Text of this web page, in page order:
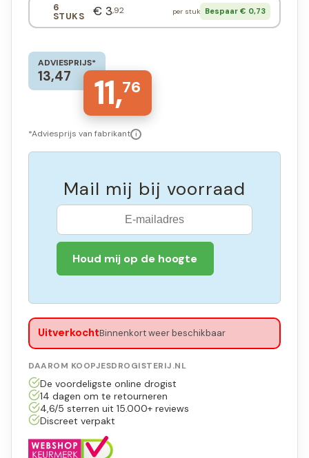
6
STUKS € 3,92 per stuk Bespaar € 0,73
ADVIESPRIJS*
13,47 11,76
*Adviesprijs van fabrikant i
Mail mij bij voorraad
Houd mij op de hoogte
UitverkochtBinnenkort weer beschikbaar
DAAROM KOOPJESDROGISTERIJ.NL
De voordeligste online drogist
14 dagen om te retourneren
4,6/5 sterren uit 15.000+ reviews
Discreet verpakt